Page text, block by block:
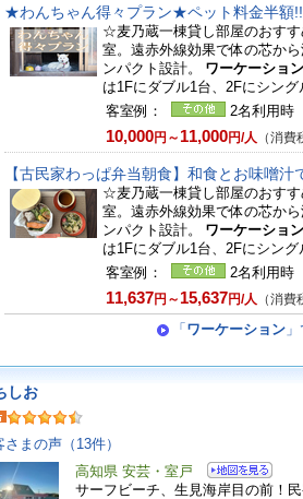
★わんちゃん得々プラン★ペット料金半額!!!
☆麦乃蔵一棟貸し部屋のおす
室。遠赤外線効果で体の芯か
ンパクト設計。
ワーケーション
は1Fにダブル1台、2Fにシン
客室例：
2名利用時
10,000円～ 11,000円/人 （消
【古民家わっぱ弁当朝食】和食とお味噌
☆麦乃蔵一棟貸し部屋のおす
室。遠赤外線効果で体の芯か
ンパクト設計。
ワーケーション
は1Fにダブル1台、2Fにシン
客室例：
2名利用時
11,637円～ 15,637円/人 （消
「 ワーケーション
しお
さまの声（13件）
高知県 安芸・室戸
サーフビーチ、生見海岸目の前！